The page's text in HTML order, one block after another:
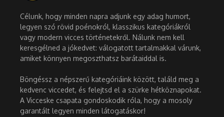
Célunk, hogy minden napra adjunk egy adag humort,
legyen szó rövid poénokról, klasszikus kategóriákról
vagy modern vicces történetekről. Nálunk nem kell
keresgélned a jókedvet: válogatott tartalmakkal várunk,
amiket könnyen megoszthatsz barátaiddal is.
Böngéssz a népszerű kategóriáink között, találd meg a
kedvenc viccedet, és felejtsd el a szürke hétköznapokat.
A Vicceske csapata gondoskodik róla, hogy a mosoly
garantált legyen minden látogatáskor!